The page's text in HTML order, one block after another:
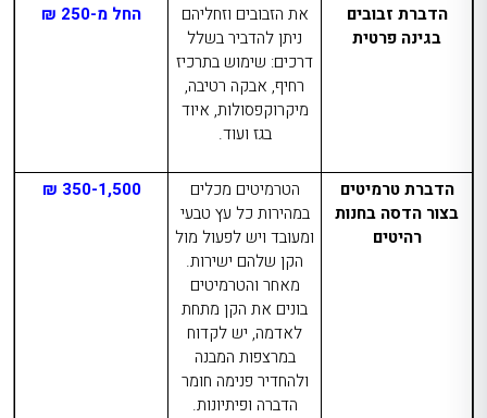
הדברת זבובים
בגינה פרטית
את הזבובים וזחליהם
ניתן להדביר בשלל
דרכים: שימוש בתרכיז
רחיף, אבקה רטיבה,
מיקרוקפסולות, איוד
בגז ועוד.
החל מ-250 ₪
הדברת טרמיטים
בצור הדסה בחנות
רהיטים
הטרמיטים מכלים
במהירות כל עץ טבעי
ומעובד ויש לפעול מול
הקן שלהם ישירות.
מאחר והטרמיטים
בונים את הקן מתחת
לאדמה, יש לקדוח
במרצפות המבנה
ולהחדיר פנימה חומר
הדברה ופיתיונות.
350-1,500 ₪